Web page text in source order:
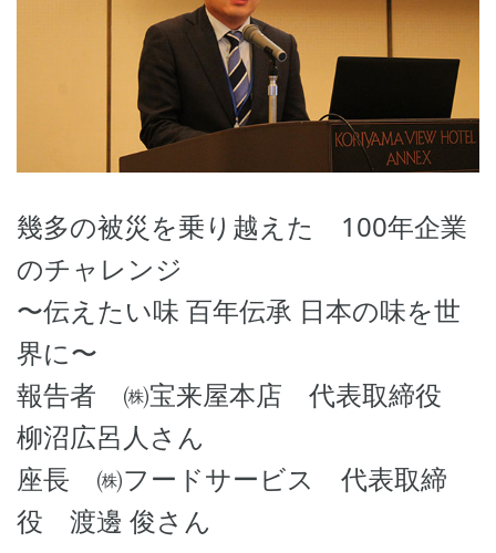
幾多の被災を乗り越えた 100年企業
のチャレンジ
〜伝えたい味 百年伝承 日本の味を世
界に〜
報告者 ㈱宝来屋本店 代表取締役
柳沼広呂人さん
座長 ㈱フードサービス 代表取締
役 渡邊 俊さん